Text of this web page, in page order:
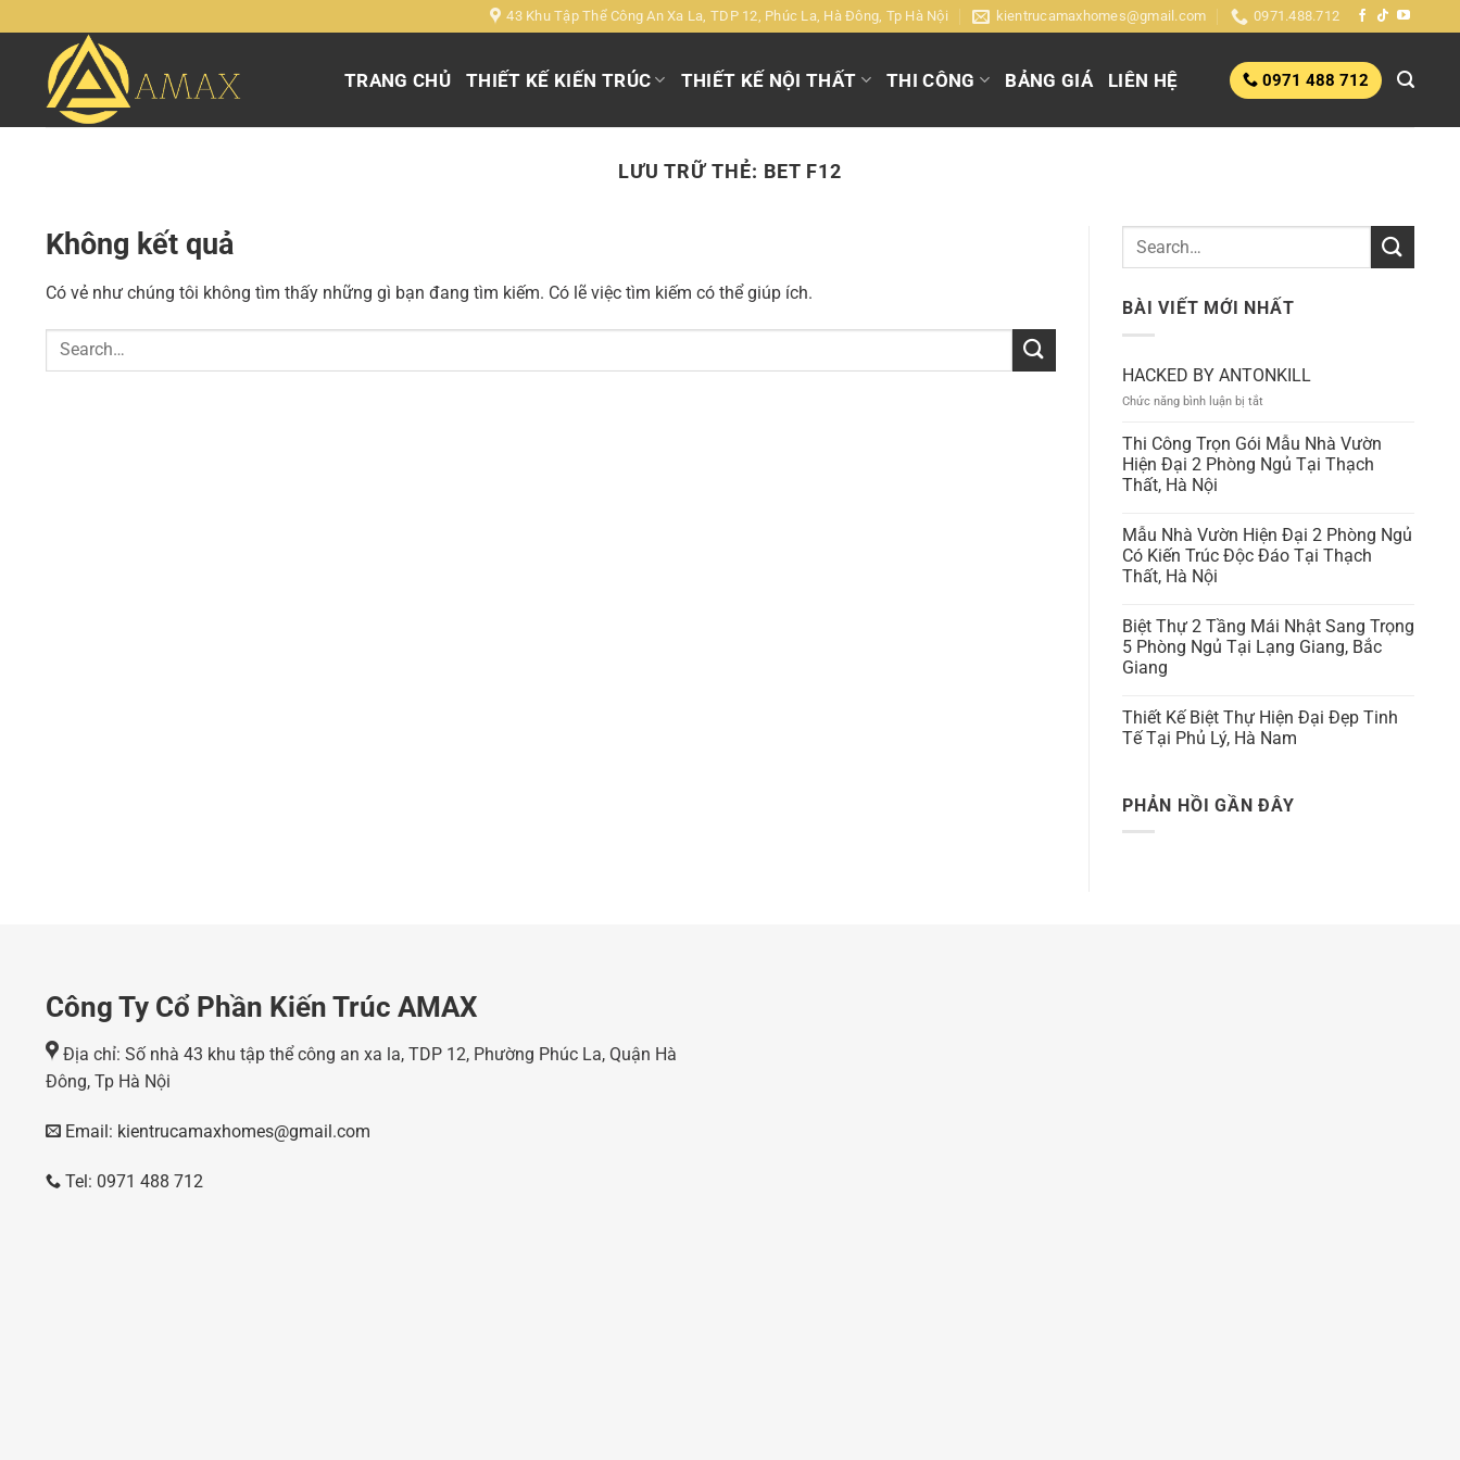
đến
43 Khu Tập Thể Công An Xa La, TDP 12, Phúc La, Hà Đông, Tp Hà Nội kientrucamaxhomes@gmail.com 0971.488.712
TRANG CHỦ THIẾT KẾ KIẾN TRÚC THIẾT KẾ NỘI THẤT THI CÔNG BẢNG GIÁ LIÊN HỆ 0971 488 712
LƯU TRỮ THẺ: BET F12
Không kết quả
Có vẻ như chúng tôi không tìm thấy những gì bạn đang tìm kiếm. Có lẽ việc tìm kiếm có thể giúp ích.
BÀI VIẾT MỚI NHẤT
HACKED BY ANTONKILL
Chức năng bình luận bị tắt
BY
ANTONKILL
Thi Công Trọn Gói Mẫu Nhà Vườn
Hiện Đại 2 Phòng Ngủ Tại Thạch
Thất, Hà Nội
Mẫu Nhà Vườn Hiện Đại 2 Phòng Ngủ
Có Kiến Trúc Độc Đáo Tại Thạch
Thất, Hà Nội
Biệt Thự 2 Tầng Mái Nhật Sang Trọng
5 Phòng Ngủ Tại Lạng Giang, Bắc
Giang
Thiết Kế Biệt Thự Hiện Đại Đẹp Tinh
Tế Tại Phủ Lý, Hà Nam
PHẢN HỒI GẦN ĐÂY
Công Ty Cổ Phần Kiến Trúc AMAX
Địa chỉ: Số nhà 43 khu tập thể công an xa la, TDP 12, Phường Phúc La, Quận Hà
Đông, Tp Hà Nội
Email: kientrucamaxhomes@gmail.com
Tel: 0971 488 712